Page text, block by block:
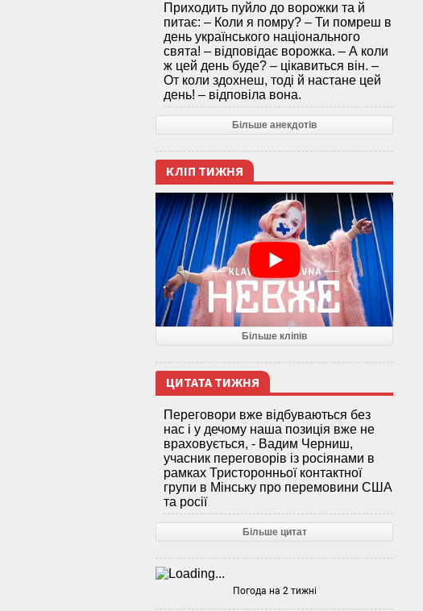
Приходить пуйло до ворожки та й
питає: – Коли я помру? – Ти помреш в
день українського національного
свята! – відповідає ворожка. – А коли
ж цей день буде? – цікавиться він. –
От коли здохнеш, тоді й настане цей
день! – відповіла вона.
Більше анекдотів
КЛІП ТИЖНЯ
Більше кліпів
ЦИТАТА ТИЖНЯ
Переговори вже відбуваються без
нас і у дечому наша позиція вже не
враховується, - Вадим Черниш,
учасник переговорів із росіянами в
рамках Тристоронньої контактної
групи в Мінську про перемовини США
та росії
Більше цитат
Погода на 2 тижні